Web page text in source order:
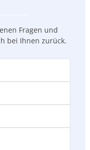
Fragen und
bei Ihnen zurück.